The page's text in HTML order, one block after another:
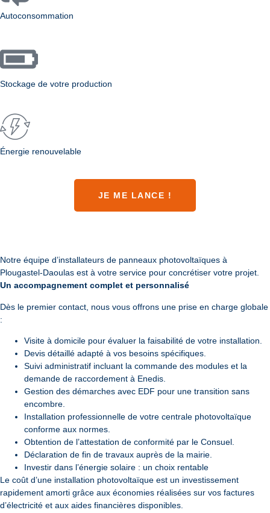
Autoconsommation
Stockage de votre production
Énergie renouvelable
JE ME LANCE !
Notre équipe d’installateurs de panneaux photovoltaïques à
Plougastel-Daoulas est à votre service pour concrétiser votre projet.
Un accompagnement complet et personnalisé
Dès le premier contact, nous vous offrons une prise en charge globale
:
Visite à domicile pour évaluer la faisabilité de votre installation.
Devis détaillé adapté à vos besoins spécifiques.
Suivi administratif incluant la commande des modules et la
demande de raccordement à Enedis.
Gestion des démarches avec EDF pour une transition sans
encombre.
Installation professionnelle de votre centrale photovoltaïque
conforme aux normes.
Obtention de l’attestation de conformité par le Consuel.
Déclaration de fin de travaux auprès de la mairie.
Investir dans l’énergie solaire : un choix rentable
Le coût d’une installation photovoltaïque est un investissement
rapidement amorti grâce aux économies réalisées sur vos factures
d’électricité et aux aides financières disponibles.